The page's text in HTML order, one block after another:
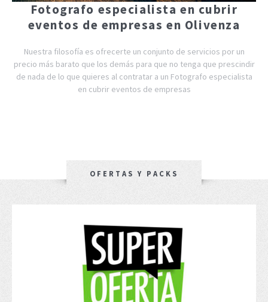
Fotografo especialista en cubrir
eventos de empresas en Olivenza
Nuestra filosofía es ofrecerte un conjunto de servicios por un
precio más barato que los demás para que no tenga que prescindir
de nada de lo que quieres al contratar a un Fotografo especialista
en cubrir eventos de empresas
OFERTAS Y PACKS